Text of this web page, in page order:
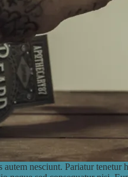
nesciunt. Pariatur